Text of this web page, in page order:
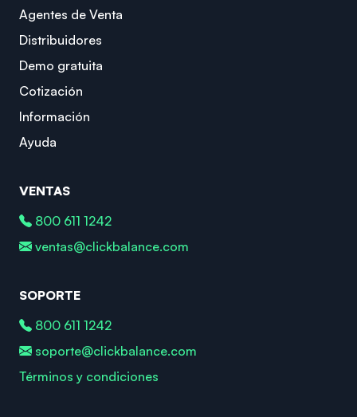
Agentes de Venta
Distribuidores
Demo gratuita
Cotización
Información
Ayuda
VENTAS
800 611 1242
ventas@clickbalance.com
SOPORTE
800 611 1242
soporte@clickbalance.com
Términos y condiciones